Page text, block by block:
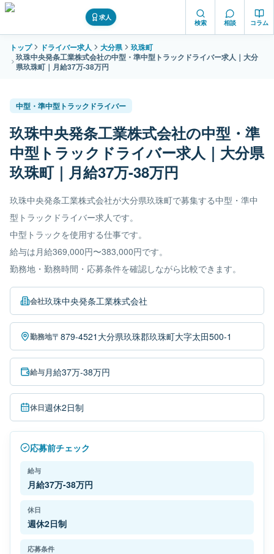
求人
検索 相談 コラム
トップ ドライバー求人 大分県
玖珠町
玖珠中央発条工業株式会社の中型・準中型トラックドライバー求人｜大分
県玖珠町｜月給37万-38万円
中型・準中型トラックドライバー
玖珠中央発条工業株式会社の中型・準
中型トラックドライバー求人｜大分県
玖珠町｜月給37万-38万円
玖珠中央発条工業株式会社が大分県玖珠町で募集する中型・準中
型トラックドライバー求人です。
中型トラックを使用する仕事です。
給与は月給369,000円〜383,000円です。
勤務地・勤務時間・応募条件を確認しながら比較できます。
会社玖珠中央発条工業株式会社
勤務地〒879-4521大分県玖珠郡玖珠町大字太田500-1
給与月給37万-38万円
休日週休2日制
応募前チェック
給与
月給37万-38万円
休日
週休2日制
応募条件